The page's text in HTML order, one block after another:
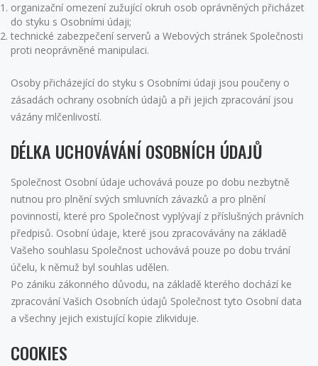
organizační omezení zužující okruh osob oprávněných přicházet
do styku s Osobními údaji;
technické zabezpečení serverů a Webových stránek Společnosti
proti neoprávněné manipulaci.
Osoby přicházející do styku s Osobními údaji jsou poučeny o
zásadách ochrany osobních údajů a při jejich zpracování jsou
vázány mlčenlivostí.
DÉLKA UCHOVÁVÁNÍ OSOBNÍCH ÚDAJŮ
Společnost Osobní údaje uchovává pouze po dobu nezbytně
nutnou pro plnění svých smluvních závazků a pro plnění
povinností, které pro Společnost vyplývají z příslušných právních
předpisů. Osobní údaje, které jsou zpracovávány na základě
Vašeho souhlasu Společnost uchovává pouze po dobu trvání
účelu, k němuž byl souhlas udělen.
Po zániku zákonného důvodu, na základě kterého dochází ke
zpracování Vašich Osobních údajů Společnost tyto Osobní data
a všechny jejich existující kopie zlikviduje.
COOKIES